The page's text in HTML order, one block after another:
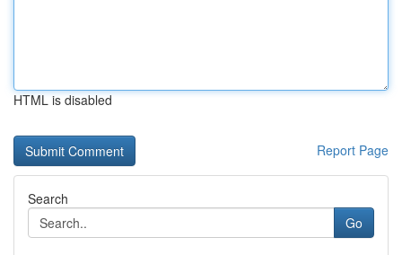
HTML is disabled
Report Page
Search
Go